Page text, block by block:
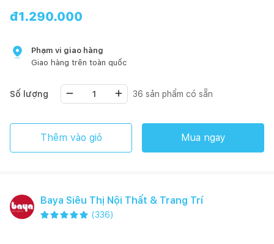
đ1.290.000
Phạm vi giao hàng
Giao hàng trên toàn quốc
Số lượng 36 sản phẩm có sẵn
Thêm vào giỏ Mua ngay
Baya Siêu Thị Nội Thất & Trang Trí
(336)